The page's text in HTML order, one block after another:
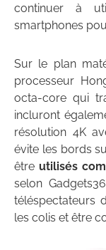
continuer à
smartphones
Sur le plan
processeur
octa-core qui
incluront
résolution 4K
évite les bords
être utilisés
selon
téléspectateurs
les colis et être